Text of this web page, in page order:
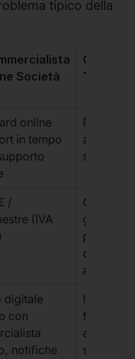
tipico della
Società
online
in tempo
Report
sporadici
/
(IVA
Costi
più
ogni
digitale
con
notifiche
Iter
studio e